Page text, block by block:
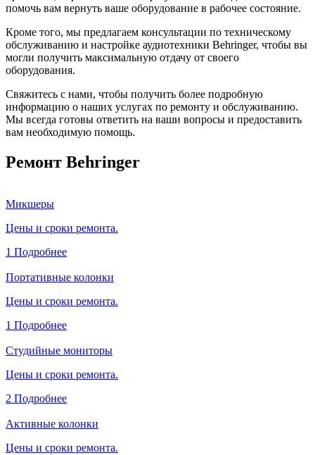
помочь вам вернуть ваше оборудование в рабочее состояние.
Кроме того, мы предлагаем консультации по техническому
обслуживанию и настройке аудиотехники Behringer, чтобы вы
могли получить максимальную отдачу от своего
оборудования.
Свяжитесь с нами, чтобы получить более подробную
информацию о наших услугах по ремонту и обслуживанию.
Мы всегда готовы ответить на ваши вопросы и предоставить
вам необходимую помощь.
Ремонт Behringer
Микшеры
Цены и сроки ремонта.
1 Подробнее
Портативные колонки
Цены и сроки ремонта.
1 Подробнее
Студийные мониторы
Цены и сроки ремонта.
2 Подробнее
Активные колонки
Цены и сроки ремонта.